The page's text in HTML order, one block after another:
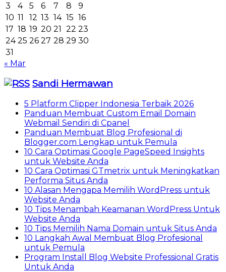
3
4 5 6 7 8
9
10 11 12 13 14 15 16
17 18 19 20 21 22 23
24 25 26 27 28 29 30
31
« Mar
Sandi Hermawan
5 Platform Clipper Indonesia Terbaik 2026
Panduan Membuat Custom Email Domain
Webmail Sendiri di Cpanel
Panduan Membuat Blog Profesional di
Blogger.com Lengkap untuk Pemula
10 Cara Optimasi Google PageSpeed Insights
untuk Website Anda
10 Cara Optimasi GTmetrix untuk Meningkatkan
Performa Situs Anda
10 Alasan Mengapa Memilih WordPress untuk
Website Anda
10 Tips Menambah Keamanan WordPress Untuk
Website Anda
10 Tips Memilih Nama Domain untuk Situs Anda
10 Langkah Awal Membuat Blog Profesional
untuk Pemula
Program Install Blog Website Professional Gratis
Untuk Anda